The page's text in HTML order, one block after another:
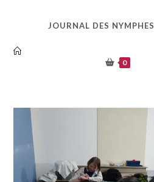
JOURNAL DES NYMPHES
0
148_n